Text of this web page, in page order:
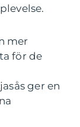
mer
för de
ger en